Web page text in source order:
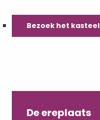
Bezoek het kasteel
De ereplaats